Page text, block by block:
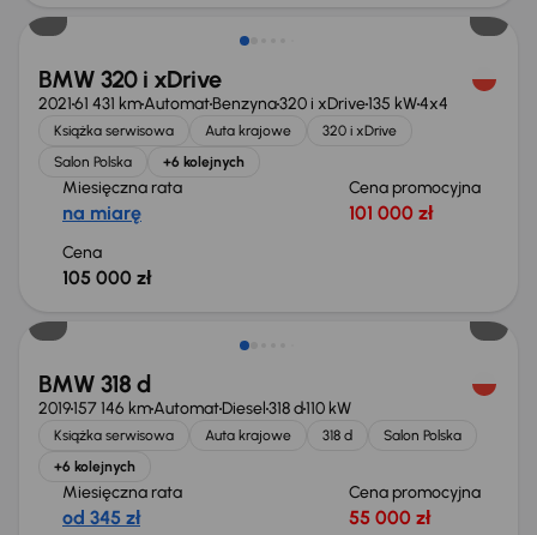
BMW 320 i xDrive
202161 431 kmAutomatBenzyna320 i xDrive135 kW4x4
Książka serwisowa Auta krajowe
320 i xDrive
Salon Polska
+6 kolejnych
Miesięczna rata
na miarę
Cena promocyjna
101 000 zł
Cena
105 000 zł
BMW 318 d
2019157 146 kmAutomatDiesel318 d110 kW
Książka serwisowa Auta krajowe 318 d
Salon Polska
+6 kolejnych
Miesięczna rata
od 345 zł
Cena promocyjna
55 000 zł